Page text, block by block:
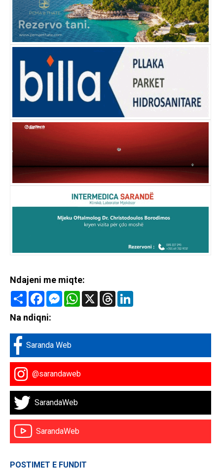
Ndajeni me miqte:
Share FacebookMessenger
WhatsApp
X Threads
Na ndiqni:
Saranda Web
@sarandaweb
SarandaWeb
SarandaWeb
POSTIMET E FUNDIT